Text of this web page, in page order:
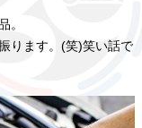
。
ります。(笑)笑い話で